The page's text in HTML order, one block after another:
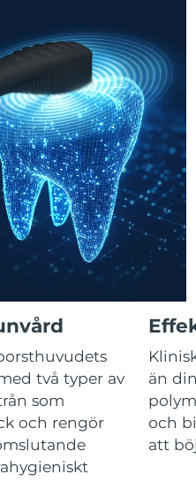
två typer av
som
och rengör
än
och
att
Förväntad leverans8/10/26
Förväntad leverans8/10/26
Förväntad leverans8/12/26
Förväntad leverans8/13/26
Förväntad leverans8/10/26
Förväntad leverans 8/14/26
Förväntad leverans 8/10/26
Förväntad leverans8/10/26
Förväntad leverans 8/10/26
Förväntad leverans